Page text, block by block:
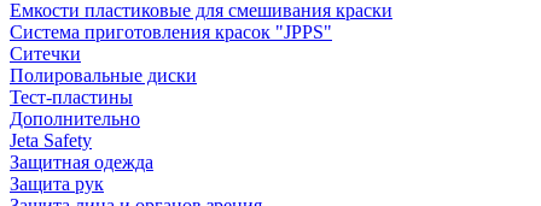
Емкости пластиковые для смешивания краски
Система приготовления красок "JPPS"
Ситечки
Полировальные диски
Тест-пластины
Дополнительно
Jeta Safety
Защитная одежда
Защита рук